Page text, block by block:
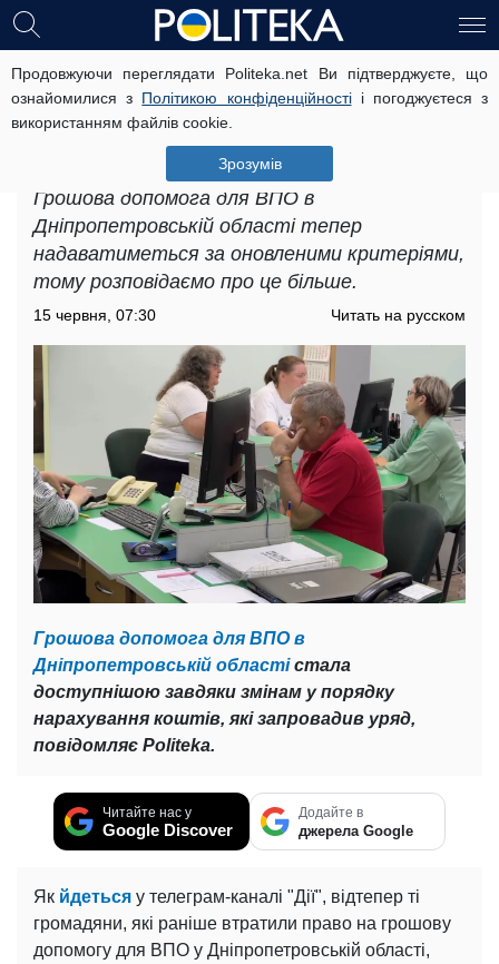
Продовжуючи переглядати Politeka.net Ви підтверджуєте, що
ознайомилися з Політикою конфіденційностіі погоджуєтеся з
використанням файлів cookie.
Зрозумів
Грошова допомога для ВПО в
Дніпропетровській області: як
отримати виплати за новими
Грошова допомога для ВПО в
Дніпропетровській області тепер
надаватиметься за оновленими критеріями,
тому розповідаємо про це більше.
15 червня, 07:30 Читать на русском
Грошова допомога для ВПО в
Дніпропетровській областістала
доступнішою завдяки змінам у порядку
нарахування коштів, які запровадив уряд,
повідомляє Politeka.
Читайте нас у
Google Discover
Додайте в
джерела Google
Як йдеться у телеграм-каналі "Дії", відтепер ті
громадяни, які раніше втратили право на грошову
допомогу для ВПО у Дніпропетровській області,